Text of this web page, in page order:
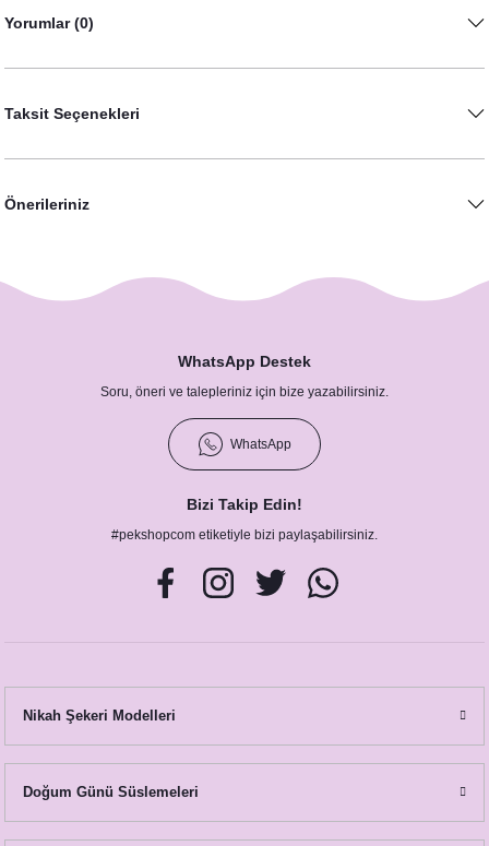
Yorumlar (0)
Taksit Seçenekleri
Önerileriniz
WhatsApp Destek
Soru, öneri ve talepleriniz için bize yazabilirsiniz.
WhatsApp
Bizi Takip Edin!
#pekshopcom etiketiyle bizi paylaşabilirsiniz.
Nikah Şekeri Modelleri
Doğum Günü Süslemeleri